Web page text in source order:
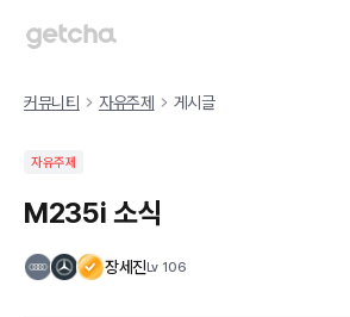
커뮤니티 자유주제 게시글
자유주제
M235i 소식
장세진Lv 106